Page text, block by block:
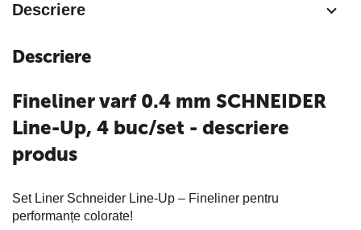
Descriere
Descriere
Fineliner varf 0.4 mm SCHNEIDER
Line-Up, 4 buc/set - descriere
produs
Set Liner Schneider Line-Up – Fineliner pentru
performanțe colorate!